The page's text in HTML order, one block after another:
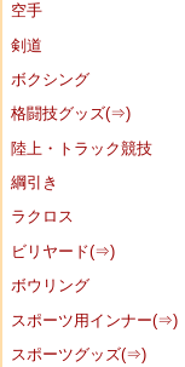
空手
剣道
ボクシング
格闘技グッズ(⇒)
陸上・トラック競技
綱引き
ラクロス
ビリヤード(⇒)
ボウリング
スポーツ用インナー(⇒)
スポーツグッズ(⇒)